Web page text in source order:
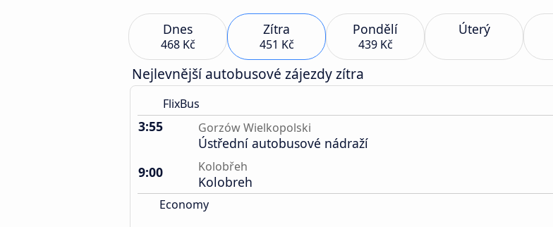
Dnes
468 Kč
Zítra
451 Kč
Pondělí
439 Kč
Úterý
Nejlevnější autobusové zájezdy zítra
FlixBus
3:55 Gorzów Wielkopolski
Ústřední autobusové nádraží
9:00
Kolobřeh
Kolobreh
Economy